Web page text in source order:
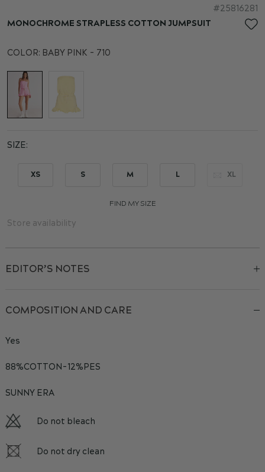
to
of
images
gallery
MONOCHROME STRAPLESS COTTON JUMPSUIT
25816281
COLOR: BABY PINK - 710
SIZE
XS S M L XL
FIND MY SIZE
Store availability
EDITOR’S NOTES
COMPOSITION AND CARE
Yes
88%COTTON-12%PES
SUNNY ERA
Do not bleach
Do not dry clean